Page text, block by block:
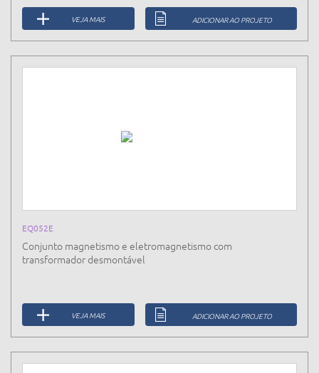
VEJA MAIS ADICIONAR AO PROJETO
EQ052E
Conjunto magnetismo e eletromagnetismo com
transformador desmontável
VEJA MAIS ADICIONAR AO PROJETO